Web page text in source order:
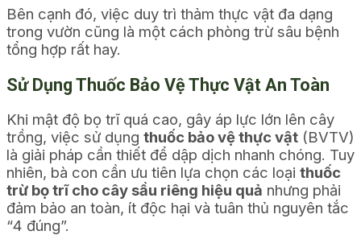
Bên cạnh đó, việc duy trì thảm thực vật đa dạng
trong vườn cũng là một cách phòng trừ sâu bệnh
tổng hợp rất hay.
Sử Dụng Thuốc Bảo Vệ Thực Vật An Toàn
Khi mật độ bọ trĩ quá cao, gây áp lực lớn lên cây
trồng, việc sử dụng thuốc bảo vệ thực vật (BVTV)
là giải pháp cần thiết để dập dịch nhanh chóng. Tuy
nhiên, bà con cần ưu tiên lựa chọn các loại thuốc
trừ bọ trĩ cho cây sầu riêng hiệu quả nhưng phải
đảm bảo an toàn, ít độc hại và tuân thủ nguyên tắc
“4 đúng”.